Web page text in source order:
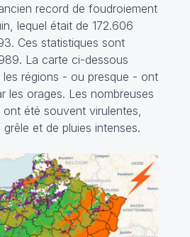
record de foudroiement
lequel était de 172.606
Ces statistiques sont
La carte ci-dessous
régions - ou presque - ont
les orages. Les nombreuses
été souvent virulentes,
et de pluies intenses.